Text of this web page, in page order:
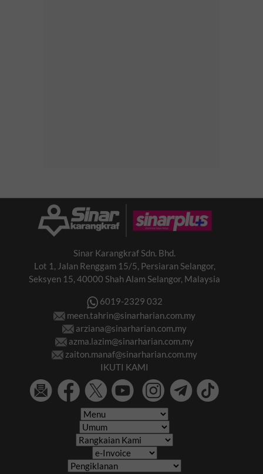
Sinar Karangkraf Sdn. Bhd.
Lot 1, Jalan Renggam 15/5, Persiaran Selangor,
Seksyen 15, 40000 Shah Alam Selangor, Malaysia
6019-2329 032
meen.tahrin@sinarharian.com.my
arziana@sinarharian.com.my
azma.lazim@sinarharian.com.my
zaiton.manaf@sinarharian.com.my
IKUTI KAMI